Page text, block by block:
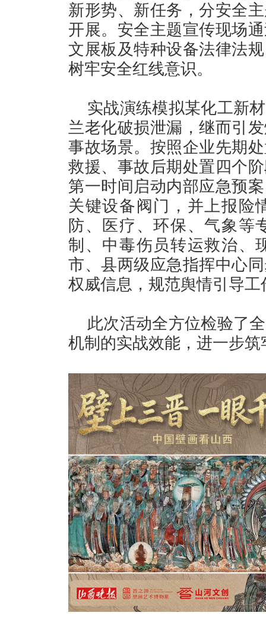
新形势、新任务，分安全
开展。安全主题宣传现场
文展板及特种设备法律法
树牢安全红线意识。
实战演练模拟某化工新
兰老化破损泄漏，继而引
事故场景。按照企业先期
救援、事故后期处置四个
第一时间启动内部应急预
关键设备阀门，并上报险
防、医疗、环保、气象等
制、中毒伤员转运救治、
市、县两级应急指挥中心
权威信息，规范舆情引导工
此次活动全方位检验了
机制的实战效能，进一步